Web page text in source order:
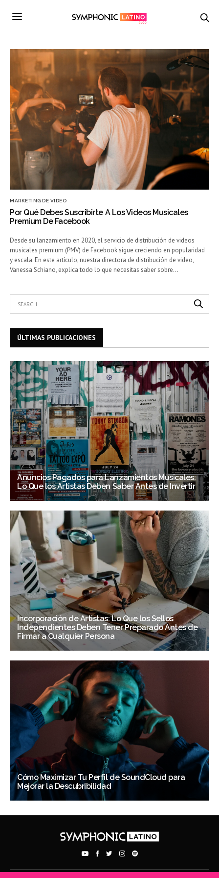
MARKETING DE VIDEO
Por Qué Debes Suscribirte A Los Videos Musicales
Premium De Facebook
Desde su lanzamiento en 2020, el servicio de distribución de videos
musicales premium (PMV) de Facebook sigue creciendo en popularidad
y escala. En este artículo, nuestra directora de distribución de video,
Vanessa Schiano, explica todo lo que necesitas saber sobre…
ÚLTIMAS PUBLICACIONES
Anuncios Pagados para Lanzamientos Musicales:
Lo Que los Artistas Deben Saber Antes de Invertir
Incorporación de Artistas: Lo Que los Sellos
Independientes Deben Tener Preparado Antes de
Firmar a Cualquier Persona
Cómo Maximizar Tu Perfil de SoundCloud para
Mejorar la Descubribilidad